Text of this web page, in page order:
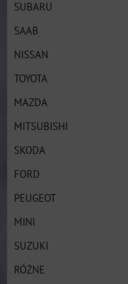
SUBARU
SAAB
NISSAN
TOYOTA
MAZDA
MITSUBISHI
SKODA
FORD
PEUGEOT
MINI
SUZUKI
RÓŻNE